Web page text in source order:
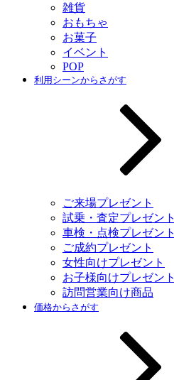
雑貨
おもちゃ
お菓子
イベント
POP
利用シーンからさがす
ご来場プレゼント
試乗・査定プレゼント
車検・点検プレゼント
ご成約プレゼント
女性向けプレゼント
お子様向けプレゼント
訪問営業向け商品
価格からさがす